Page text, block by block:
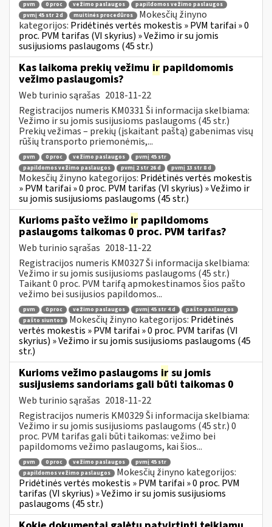
pvm 0 proc vežimo paslaugos
papildomos vežimo paslaugos
pvmį 45 str 2 d
muitinės procedūros
Mokesčių žinyno
kategorijos: Pridėtinės vertės mokestis » PVM tarifai » 0
proc. PVM tarifas (VI skyrius) » Vežimo ir su jomis
susijusioms paslaugoms (45 str.)
Kas laikoma prekių vežimu ir papildomomis
vežimo paslaugomis?
Web turinio sąrašas 2018-11-22
Registracijos numeris KM0331 Ši informacija skelbiama:
Vežimo ir su jomis susijusioms paslaugoms (45 str.)
Prekių vežimas – prekių (įskaitant paštą) gabenimas visų
rūšių transporto priemonėmis,...
pvm 0 proc vežimo paslaugos
pvmį 45 str
papildomos vežimo paslaugos
pvmį 2 str 26 d pvmį 13 str 8 d
Mokesčių žinyno kategorijos: Pridėtinės vertės mokestis
» PVM tarifai » 0 proc. PVM tarifas (VI skyrius) » Vežimo ir
su jomis susijusioms paslaugoms (45 str.)
Kurioms pašto vežimo ir papildomoms
paslaugoms taikomas 0 proc. PVM tarifas?
Web turinio sąrašas 2018-11-22
Registracijos numeris KM0327 Ši informacija skelbiama:
Vežimo ir su jomis susijusioms paslaugoms (45 str.)
Taikant 0 proc. PVM tarifą apmokestinamos šios pašto
vežimo bei susijusios papildomos...
pvm 0 proc vežimo paslaugos pvmį 45 str 4 d
pašto paslaugos
pašto siuntos
Mokesčių žinyno kategorijos: Pridėtinės
vertės mokestis » PVM tarifai » 0 proc. PVM tarifas (VI
skyrius) » Vežimo ir su jomis susijusioms paslaugoms (45
str.)
Kurioms vežimo paslaugoms ir su jomis
susijusiems sandoriams gali būti taikomas 0
Web turinio sąrašas 2018-11-22
Registracijos numeris KM0329 Ši informacija skelbiama:
Vežimo ir su jomis susijusioms paslaugoms (45 str.) 0
proc. PVM tarifas gali būti taikomas: vežimo bei
papildomoms vežimo paslaugoms, kai šios...
pvm 0 proc vežimo paslaugos
pvmį 45 str
papildomos vežimo paslaugos
Mokesčių žinyno kategorijos:
Pridėtinės vertės mokestis » PVM tarifai » 0 proc. PVM
tarifas (VI skyrius) » Vežimo ir su jomis susijusioms
paslaugoms (45 str.)